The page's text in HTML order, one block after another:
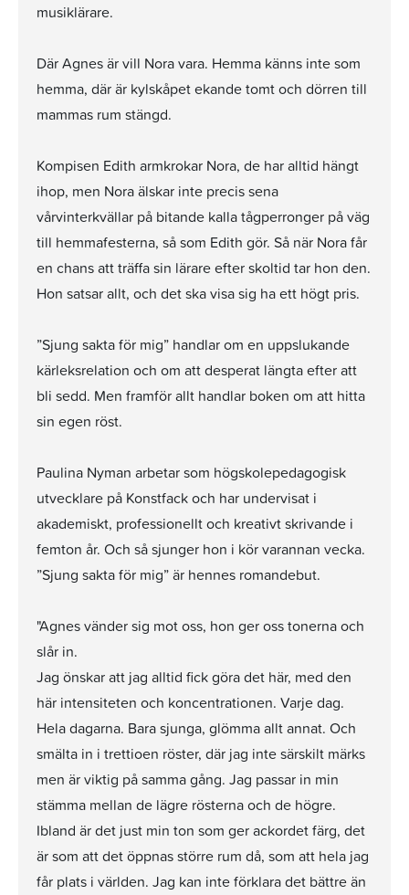
musiklärare.
Där Agnes är vill Nora vara. Hemma känns inte som
hemma, där är kylskåpet ekande tomt och dörren till
mammas rum stängd.
Kompisen Edith armkrokar Nora, de har alltid hängt
ihop, men Nora älskar inte precis sena
vårvinterkvällar på bitande kalla tågperronger på väg
till hemmafesterna, så som Edith gör. Så när Nora får
en chans att träffa sin lärare efter skoltid tar hon den.
Hon satsar allt, och det ska visa sig ha ett högt pris.
”Sjung sakta för mig” handlar om en uppslukande
kärleksrelation och om att desperat längta efter att
bli sedd. Men framför allt handlar boken om att hitta
sin egen röst.
Paulina Nyman arbetar som högskolepedagogisk
utvecklare på Konstfack och har undervisat i
akademiskt, professionellt och kreativt skrivande i
femton år. Och så sjunger hon i kör varannan vecka.
”Sjung sakta för mig” är hennes romandebut.
"Agnes vänder sig mot oss, hon ger oss tonerna och
slår in.
Jag önskar att jag alltid fick göra det här, med den
här intensiteten och koncentrationen. Varje dag.
Hela dagarna. Bara sjunga, glömma allt annat. Och
smälta in i trettioen röster, där jag inte särskilt märks
men är viktig på samma gång. Jag passar in min
stämma mellan de lägre rösterna och de högre.
Ibland är det just min ton som ger ackordet färg, det
är som att det öppnas större rum då, som att hela jag
får plats i världen. Jag kan inte förklara det bättre än